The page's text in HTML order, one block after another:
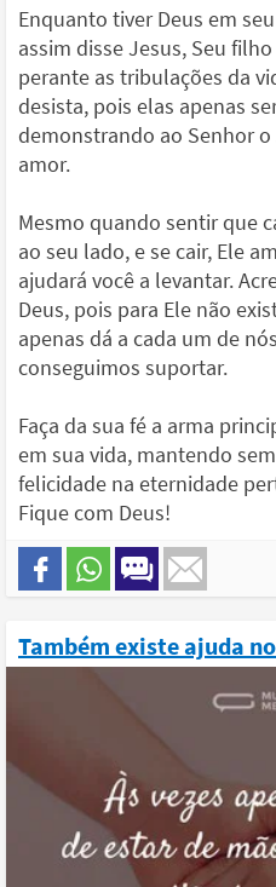
Enquanto tiver Deus em
assim disse Jesus, Seu
perante as tribulações da
desista, pois elas apenas
demonstrando ao Senhor
amor.
Mesmo quando sentir que
ao seu lado, e se cair, Ele
ajudará você a levantar.
Deus, pois para Ele não
apenas dá a cada um de
conseguimos suportar.
Faça da sua fé a arma
em sua vida, mantendo
felicidade na eternidade
Fique com Deus!
Também existe ajuda